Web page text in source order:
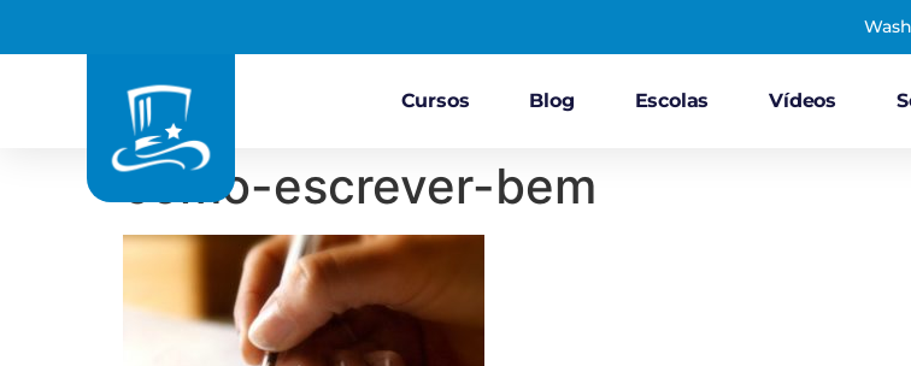
Cursos Blog Escolas Vídeos
como-escrever-bem